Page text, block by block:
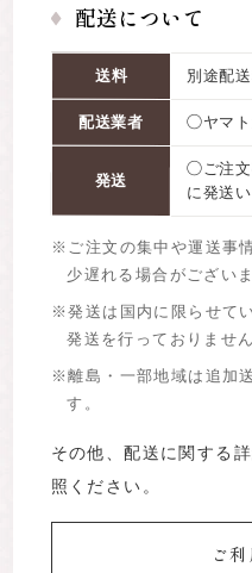
配送について
送料 別途配
配送業者 ◯ヤマト
発送
◯ご注文
に発送い
※ご注文の集中や運送事
少遅れる場合がございま
※発送は国内に限らせて
発送を行っておりません
※離島・一部地域は追加
す。
その他、配送に関する
照ください。
ご